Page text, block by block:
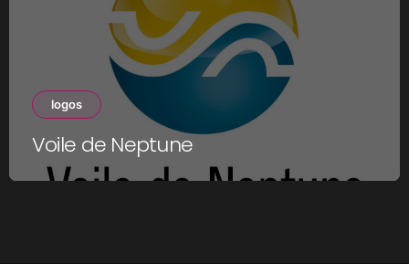
logos
Voile de Neptune